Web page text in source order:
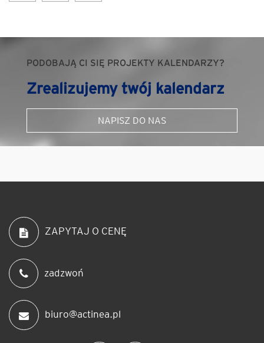
PODOBAJĄ CI SIĘ PROJEKTY KALENDARZY?
Zrealizujemy twój kalendarz
NAPISZ DO NAS
ZAPYTAJ O CENĘ
zadzwoń
biuro@actinea.pl